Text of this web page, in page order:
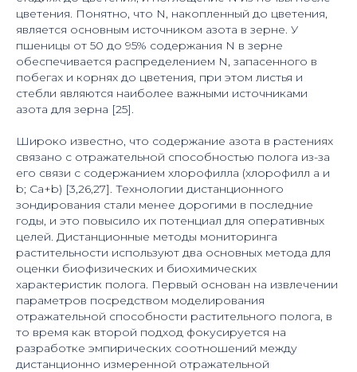
цветения. Понятно, что N, накопленный до цветения,
является основным источником азота в зерне. У
пшеницы от 50 до 95% содержания N в зерне
обеспечивается распределением N, запасенного в
побегах и корнях до цветения, при этом листья и
стебли являются наиболее важными источниками
азота для зерна [25].
Широко известно, что содержание азота в растениях
связано с отражательной способностью полога из-за
его связи с содержанием хлорофилла (хлорофилл a и
b; Ca+b) [3,26,27]. Технологии дистанционного
зондирования стали менее дорогими в последние
годы, и это повысило их потенциал для оперативных
целей. Дистанционные методы мониторинга
растительности используют два основных метода для
оценки биофизических и биохимических
характеристик полога. Первый основан на извлечении
параметров посредством моделирования
отражательной способности растительного полога, в
то время как второй подход фокусируется на
разработке эмпирических соотношений между
дистанционно измеренной отражательной